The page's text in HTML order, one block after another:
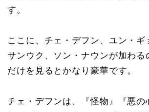
す。
ここに、チェ・デフン、ユン・ギ
サンウク、ソン・ナウンが加わる
だけを見るとかなり豪華です。
チェ・デフンは、『怪物』『悪の